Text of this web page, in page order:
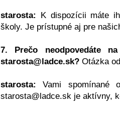
starosta:
K dispozícii máte
školy. Je prístupné aj pre
7. Prečo neodpovedáte
starosta@ladce.sk? Otázka
starosta:
Vami spomínané
starosta@ladce.sk je aktívny,